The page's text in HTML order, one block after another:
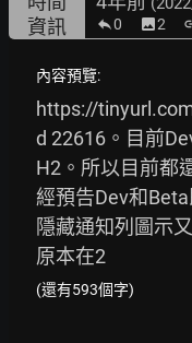
資訊 0 image2
內容預覽:
https://
d 22616。目前
H2。所以目前都
經預告Dev和
隱藏通知列圖示
原本在2
(還有593個字)